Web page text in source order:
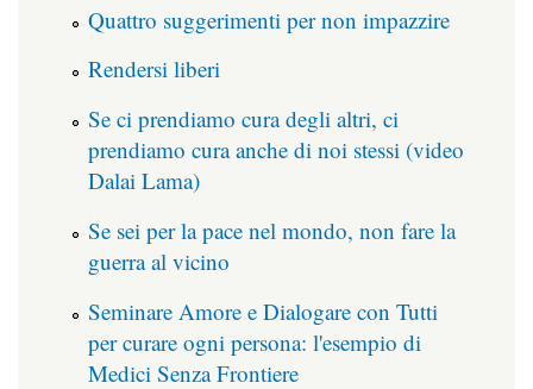
Quattro suggerimenti per non impazzire
Rendersi liberi
Se ci prendiamo cura degli altri, ci
prendiamo cura anche di noi stessi (video
Dalai Lama)
Se sei per la pace nel mondo, non fare la
guerra al vicino
Seminare Amore e Dialogare con Tutti
per curare ogni persona: l'esempio di
Medici Senza Frontiere